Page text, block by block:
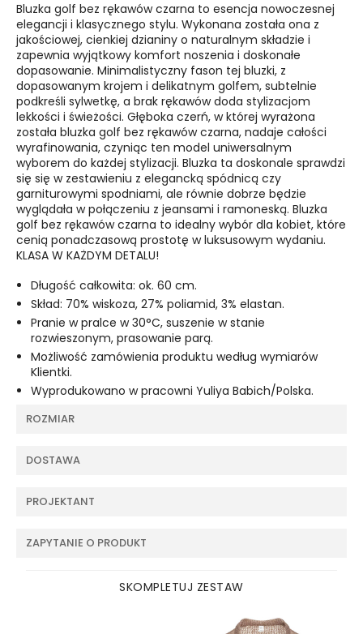
Bluzka golf bez rękawów czarna to esencja nowoczesnej
elegancji i klasycznego stylu. Wykonana została ona z
jakościowej, cienkiej dzianiny o naturalnym składzie i
zapewnia wyjątkowy komfort noszenia i doskonałe
dopasowanie. Minimalistyczny fason tej bluzki, z
dopasowanym krojem i delikatnym golfem, subtelnie
podkreśli sylwetkę, a brak rękawów doda stylizacjom
lekkości i świeżości. Głęboka czerń, w której wyrażona
została bluzka golf bez rękawów czarna, nadaje całości
wyrafinowania, czyniąc ten model uniwersalnym
wyborem do każdej stylizacji. Bluzka ta doskonale sprawdzi
się się w zestawieniu z elegancką spódnicą czy
garniturowymi spodniami, ale równie dobrze będzie
wyglądała w połączeniu z jeansami i ramoneską. Bluzka
golf bez rękawów czarna to idealny wybór dla kobiet, które
cenią ponadczasową prostotę w luksusowym wydaniu.
KLASA W KAŻDYM DETALU!
Długość całkowita: ok. 60 cm.
Skład: 70% wiskoza, 27% poliamid, 3% elastan.
Pranie w pralce w 30°C, suszenie w stanie
rozwieszonym, prasowanie parą.
Możliwość zamówienia produktu według wymiarów
Klientki.
Wyprodukowano w pracowni Yuliya Babich/Polska.
ROZMIAR
DOSTAWA
PROJEKTANT
ZAPYTANIE O PRODUKT
SKOMPLETUJ ZESTAW